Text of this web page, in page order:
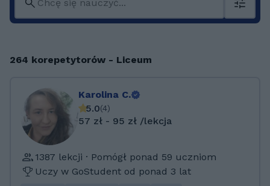
264 korepetytorów - Liceum
Karolina C.
5.0(4)
57 zł - 95 zł /lekcja
1387 lekcji · Pomógł ponad 59 uczniom
Uczy w GoStudent od ponad 3 lat